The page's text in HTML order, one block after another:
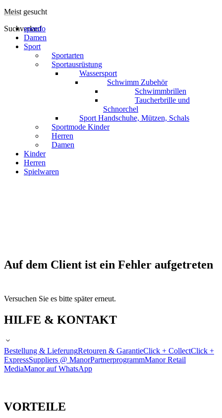
Meist gesucht
Suchverlauf
speedo
Damen
Sport
Sportarten
Sportausrüstung
Wassersport
Schwimm Zubehör
Schwimmbrillen
Taucherbrille und
Schnorchel
Sport Handschuhe, Mützen, Schals
Sportmode Kinder
Herren
Damen
Kinder
Herren
Spielwaren
Auf dem Client ist ein Fehler aufgetreten
Versuchen Sie es bitte später erneut.
HILFE & KONTAKT
Bestellung & LieferungRetouren & GarantieClick + CollectClick +
ExpressSuppliers @ ManorPartnerprogrammManor Retail
MediaManor auf WhatsApp
VORTEILE